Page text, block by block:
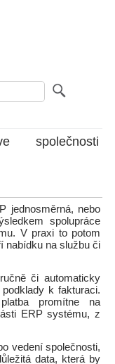
společnosti
jednosměrná, nebo
spolupráce
V praxi to potom
nabídku na službu či
či automaticky
k fakturaci.
promítne na
ERP systému, z
vedení společnosti,
data, která by